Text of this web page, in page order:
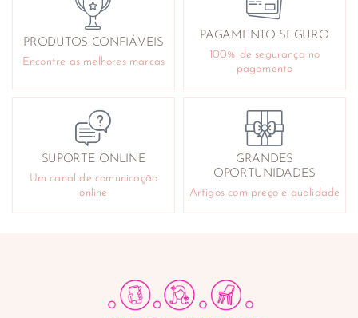
PRODUTOS CONFIÁVEIS
Encontre as melhores marcas
PAGAMENTO SEGURO
100% de segurança no
pagamento
SUPORTE ONLINE
Um canal de comunicação
online
GRANDES
OPORTUNIDADES
Artigos com preço e qualidade